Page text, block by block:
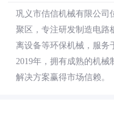
巩义市佶信机械有限公司
聚区，专注研发制造电路
离设备等环保机械，服务
2019年，拥有成熟的机
解决方案赢得市场信赖。